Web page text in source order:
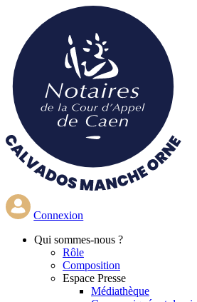
contenu
principal
Connexion
Qui sommes-nous ?
Rôle
Composition
Espace Presse
Médiathèque